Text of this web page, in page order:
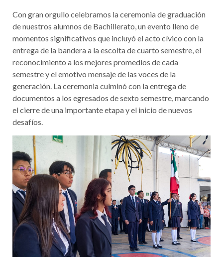
Con gran orgullo celebramos la ceremonia de graduación
de nuestros alumnos de Bachillerato, un evento lleno de
momentos significativos que incluyó el acto cívico con la
entrega de la bandera a la escolta de cuarto semestre, el
reconocimiento a los mejores promedios de cada
semestre y el emotivo mensaje de las voces de la
generación. La ceremonia culminó con la entrega de
documentos a los egresados de sexto semestre, marcando
el cierre de una importante etapa y el inicio de nuevos
desafíos.